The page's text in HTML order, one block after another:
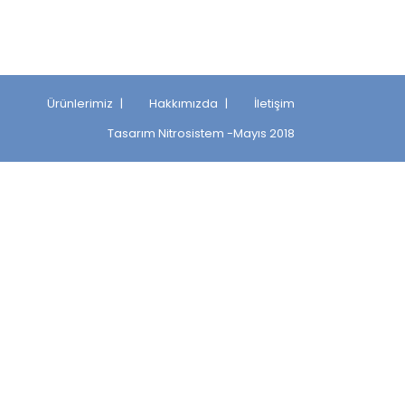
Ürünlerimiz Hakkımızda
İletişim
Tasarım Nitrosistem -Mayıs 2018